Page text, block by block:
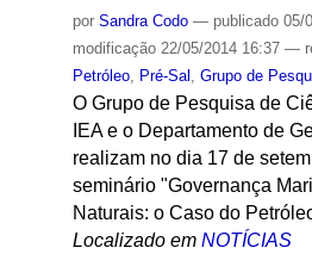
por Sandra Codo — publicado05/
modificação22/05/2014 16:37 —
Petróleo, Pré-Sal Grupo de
O Grupo de Pesquisa de
IEA e o Departamento de
realizam no dia 17 de
seminário "Governança
Naturais: o Caso do
Localizado em NOTÍCIAS